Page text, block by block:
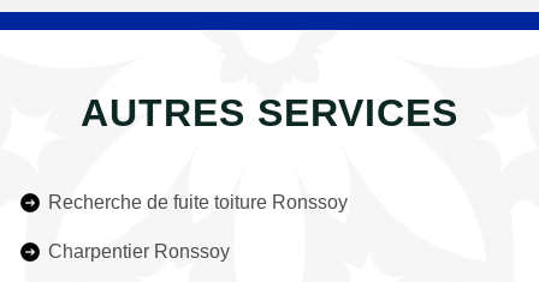
AUTRES SERVICES
Recherche de fuite toiture Ronssoy
Charpentier Ronssoy